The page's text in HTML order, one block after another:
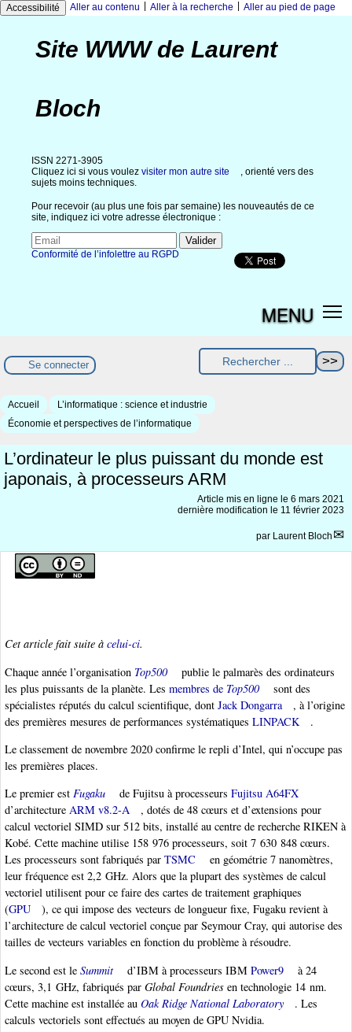
Accessibilité Aller au contenu Aller à la recherche Aller au pied de page
Site WWW de Laurent
Bloch
ISSN 2271-3905
Cliquez ici si vous voulez visiter mon autre site
, orienté vers des
sujets moins techniques.
Pour recevoir (au plus une fois par semaine) les nouveautés de ce
site, indiquez ici votre adresse électronique :
Conformité de l’infolettre au RGPD
MENU
Se connecter
Accueil
L’informatique : science et industrie
Économie et perspectives de l’informatique
L’ordinateur le plus puissant du monde est
japonais, à processeurs ARM
Article mis en ligne le 6 mars 2021
dernière modification le 11 février 2023
par Laurent Bloch
Cet article fait suite à celui-ci.
Chaque année l’organisation Top500
publie le palmarès des ordinateurs
les plus puissants de la planète. Les membres de Top500
sont des
spécialistes réputés du calcul scientifique, dont Jack Dongarra
, à l’origine
des premières mesures de performances systématiques LINPACK
.
Le classement de novembre 2020 confirme le repli d’Intel, qui n’occupe pas
les premières places.
Le premier est Fugaku de Fujitsu à processeurs Fujitsu A64FX
d’architecture ARM v8.2-A
, dotés de 48 cœurs et d’extensions pour
calcul vectoriel SIMD sur 512 bits, installé au centre de recherche RIKEN à
Kobé. Cette machine utilise 158 976 processeurs, soit 7 630 848 cœurs.
Les processeurs sont fabriqués par TSMC
en géométrie 7 nanomètres,
leur fréquence est 2,2 GHz. Alors que la plupart des systèmes de calcul
vectoriel utilisent pour ce faire des cartes de traitement graphiques
(GPU
), ce qui impose des vecteurs de longueur fixe, Fugaku revient à
l’architecture de calcul vectoriel conçue par Seymour Cray, qui autorise des
tailles de vecteurs variables en fonction du problème à résoudre.
Le second est le Summit d’IBM à processeurs IBM Power9
à 24
cœurs, 3,1 GHz, fabriqués par Global Foundries en technologie 14 nm.
Cette machine est installée au Oak Ridge National Laboratory
. Les
calculs vectoriels sont effectués au moyen de GPU Nvidia.